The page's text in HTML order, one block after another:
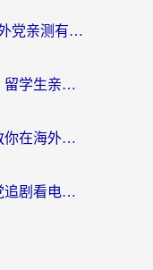
国外全民k歌怎么用原唱？海外党亲测有效的回国加速解决方案
海外酷狗怎么绕过地域限制？留学生亲测有效的回国加速器选择指南
国外看中超总卡？这篇指南教你在海外流畅看体育赛事+中文解说（附避坑技巧）
优酷视频海外能看吗？海外党追剧看电影的终极解决方案来了